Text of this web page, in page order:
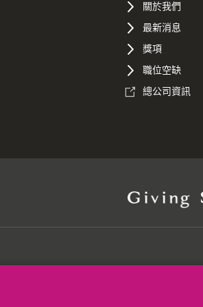
關於我們
最新消息
獎項
職位空缺
總公司資訊